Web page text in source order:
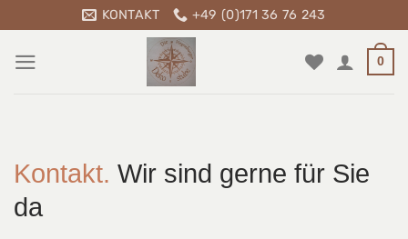
Inhalt
springen
KONTAKT +49 (0)171 36 76 243
0
Kontakt. Wir sind gerne für Sie
da